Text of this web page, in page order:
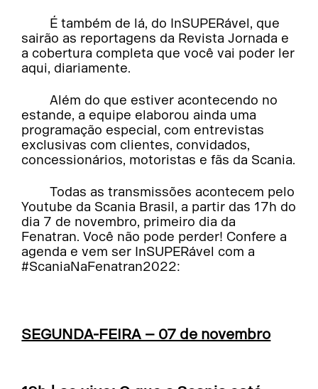
É também de lá, do InSUPERável, que
sairão as reportagens da Revista Jornada e
a cobertura completa que você vai poder ler
aqui, diariamente.
Além do que estiver acontecendo no
estande, a equipe elaborou ainda uma
programação especial, com entrevistas
exclusivas com clientes, convidados,
concessionários, motoristas e fãs da Scania.
Todas as transmissões acontecem pelo
Youtube da Scania Brasil, a partir das 17h do
dia 7 de novembro, primeiro dia da
Fenatran. Você não pode perder! Confere a
agenda e vem ser InSUPERável com a
#ScaniaNaFenatran2022:
SEGUNDA-FEIRA – 07 de novembro